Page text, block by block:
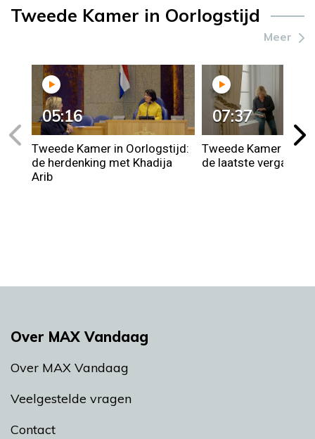
Tweede Kamer in Oorlogstijd
Meer
05:16
Tweede Kamer in Oorlogstijd:
de herdenking met Khadija
Arib
07:37
Tweede Kamer in
de laatste
Over MAX Vandaag
Over MAX Vandaag
Veelgestelde vragen
Contact